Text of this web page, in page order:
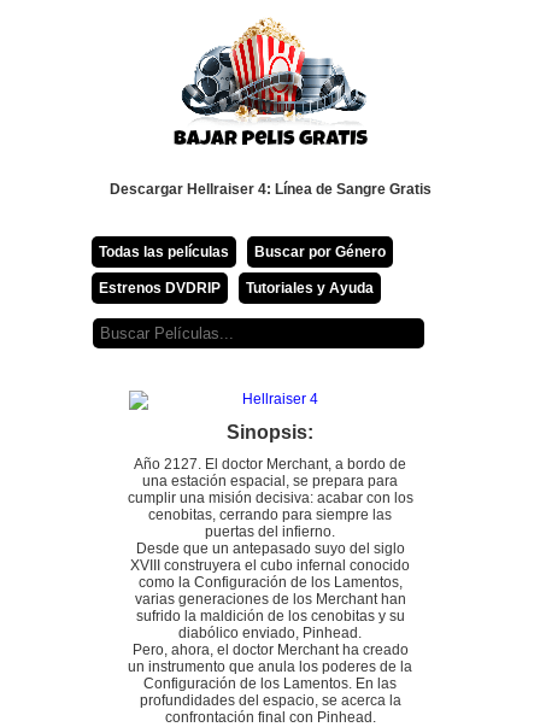
Descargar Hellraiser 4: Línea de Sangre Gratis
Todas las películas Buscar por Género
Estrenos DVDRIP Tutoriales y Ayuda
Sinopsis:
Año 2127. El doctor Merchant, a bordo de
una estación espacial, se prepara para
cumplir una misión decisiva: acabar con los
cenobitas, cerrando para siempre las
puertas del infierno.
Desde que un antepasado suyo del siglo
XVIII construyera el cubo infernal conocido
como la Configuración de los Lamentos,
varias generaciones de los Merchant han
sufrido la maldición de los cenobitas y su
diabólico enviado, Pinhead.
Pero, ahora, el doctor Merchant ha creado
un instrumento que anula los poderes de la
Configuración de los Lamentos. En las
profundidades del espacio, se acerca la
confrontación final con Pinhead.